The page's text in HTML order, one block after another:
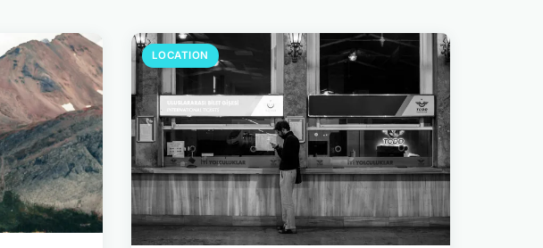
LOCATION